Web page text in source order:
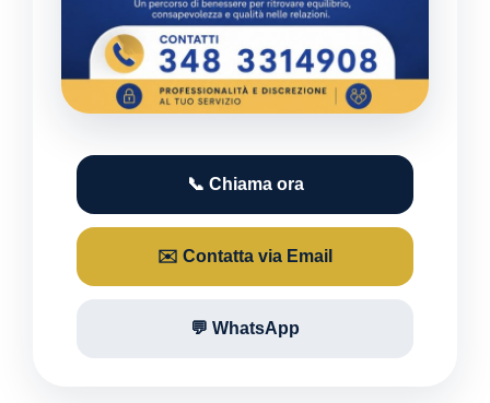
📞 Chiama ora
✉️ Contatta via Email
💬 WhatsApp